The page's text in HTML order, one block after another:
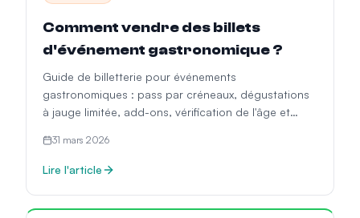
Comment vendre des billets
d'événement gastronomique ?
Guide de billetterie pour événements
gastronomiques : pass par créneaux, dégustations
à jauge limitée, add-ons, vérification de l'âge et
31 mars 2026
Lire l'article